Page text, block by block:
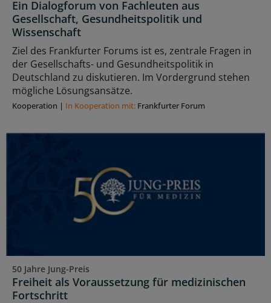
Ein Dialogforum von Fachleuten aus
Gesellschaft, Gesundheitspolitik und
Wissenschaft
Ziel des Frankfurter Forums ist es, zentrale Fragen in
der Gesellschafts- und Gesundheitspolitik in
Deutschland zu diskutieren. Im Vordergrund stehen
mögliche Lösungsansätze.
Kooperation | In Kooperation mit: Frankfurter Forum
50 Jahre Jung-Preis
Freiheit als Voraussetzung für medizinischen
Fortschritt